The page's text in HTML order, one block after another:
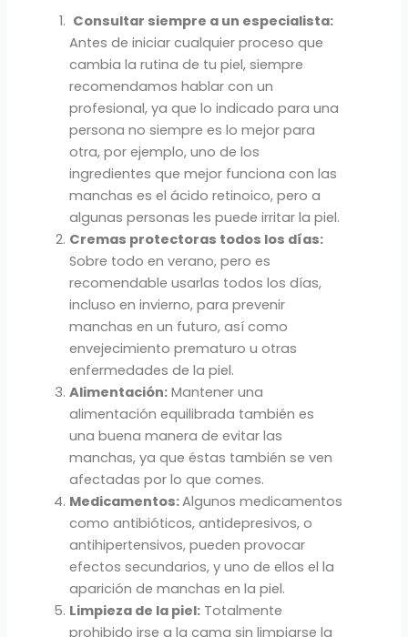
Consultar siempre a un especialista:
Antes de iniciar cualquier proceso que
cambia la rutina de tu piel, siempre
recomendamos hablar con un
profesional, ya que lo indicado para una
persona no siempre es lo mejor para
otra, por ejemplo, uno de los
ingredientes que mejor funciona con las
manchas es el ácido retinoico, pero a
algunas personas les puede irritar la piel.
Cremas protectoras todos los días:
Sobre todo en verano, pero es
recomendable usarlas todos los días,
incluso en invierno, para prevenir
manchas en un futuro, así como
envejecimiento prematuro u otras
enfermedades de la piel.
Alimentación: Mantener una
alimentación equilibrada también es
una buena manera de evitar las
manchas, ya que éstas también se ven
afectadas por lo que comes.
Medicamentos:Algunos medicamentos
como antibióticos, antidepresivos, o
antihipertensivos, pueden provocar
efectos secundarios, y uno de ellos el la
aparición de manchas en la piel.
Limpieza de la piel: Totalmente
prohibido irse a la cama sin limpiarse la